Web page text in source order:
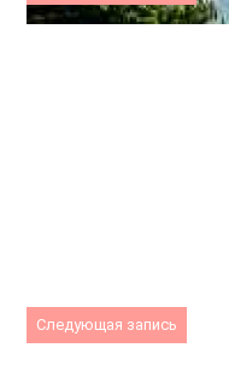
Следующая запись